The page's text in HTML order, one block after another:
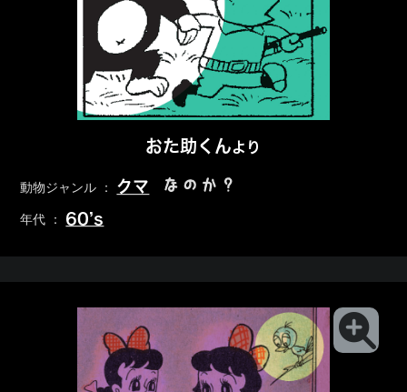
おた助くんより
動物ジャンル ： クマ なのか？
年代 ： 60’s